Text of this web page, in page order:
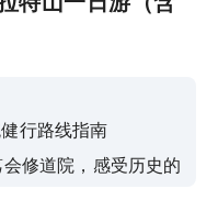
行路线指南
修道院，感受历史的